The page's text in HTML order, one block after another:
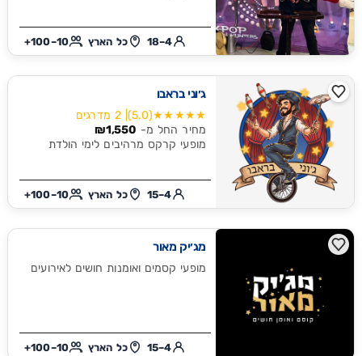
4–18 כל הארץ 10–100+
ג׳וני בראבו
★★★★★
(5.0)
| 2 מדרגים
מחיר החל מ- ₪1,550
מופעי קרקס מרהיבים לימי הולדת
4–15 כל הארץ 10–100+
מג׳יק מאור
מופעי קסמים ואומנות חושים לאירועים
4–15 כל הארץ 10–100+